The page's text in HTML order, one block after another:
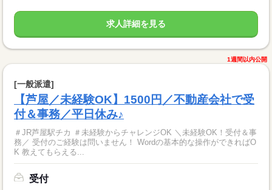
求人詳細を見る
1週間以内公開
[一般派遣]
【芦屋／未経験OK】1500円／不動産会社で受
付＆事務／平日休み♪
＃JR芦屋駅チカ ＃未経験からチャレンジOK ＼未経験OK！受付＆事
務／ 受付のご経験は問いません！ Wordの基本的な操作ができればO
K 教えてもらえる...
受付